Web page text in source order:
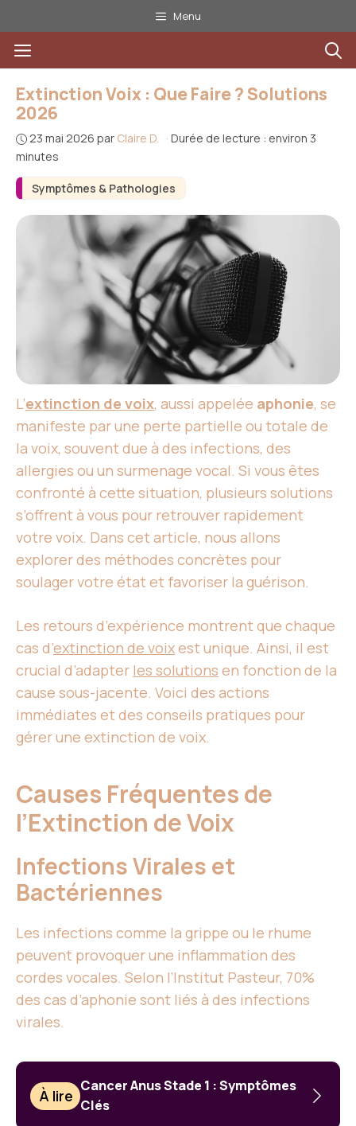
au
contenu
Menu
Menu
Symptômes & Pathologies
Extinction Voix : Que Faire ? Solutions
2026
23 mai 2026 par Claire D. · Durée de lecture : environ 3
minutes
L’extinction de voix, aussi appelée aphonie, se
manifeste par une perte partielle ou totale de
la voix, souvent due à des infections, des
allergies ou un surmenage vocal. Si vous êtes
confronté à cette situation, plusieurs solutions
s’offrent à vous pour retrouver rapidement
votre voix. Dans cet article, nous allons
explorer des méthodes concrètes pour
soulager votre état et favoriser la guérison.
Les retours d’expérience montrent que chaque
cas d’extinction de voixest unique. Ainsi, il est
crucial d’adapter les solutions en fonction de la
cause sous-jacente. Voici des actions
immédiates et des conseils pratiques pour
gérer une extinction de voix.
Causes Fréquentes de
l’Extinction de Voix
Infections Virales et
Bactériennes
Les infections comme la grippe ou le rhume
peuvent provoquer une inflammation des
cordes vocales. Selon l’Institut Pasteur, 70%
des cas d’aphonie sont liés à des infections
virales.
À lire
Cancer Anus Stade 1 : Symptômes
Clés